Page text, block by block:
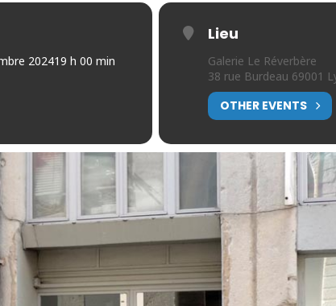
202419 h 00 min
Lieu
Galerie Le Réverbère
38 rue Burdeau 69001
OTHER EVENTS